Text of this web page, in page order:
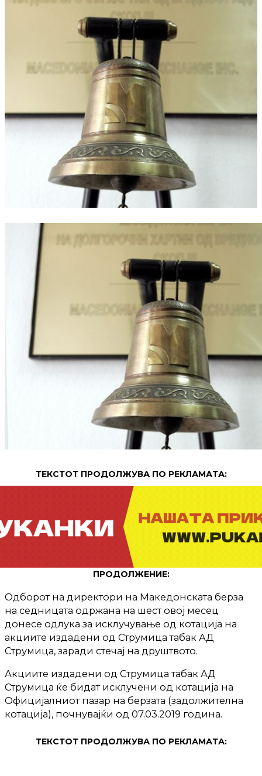
ТЕКСТОТ ПРОДОЛЖУВА ПО РЕКЛАМАТА:
ПРОДОЛЖЕНИЕ:
Одборот на директори на Македонската берза
на седницата одржана на шест овој месец
донесе одлука за исклучување од котација на
акциите издадени од Струмица табак АД
Струмица, заради стечај на друштвото.
Акциите издадени од Струмица табак АД
Струмица ќе бидат исклучени од котација на
Официјалниот пазар на берзата (задолжителна
котација), почнувајќи од 07.03.2019 година.
ТЕКСТОТ ПРОДОЛЖУВА ПО РЕКЛАМАТА: